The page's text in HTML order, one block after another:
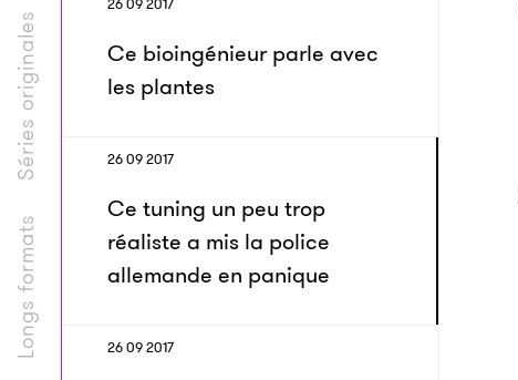
Longs formats
Séries originales
Ce bioingénieur parle avec
les plantes
26 09 2017
Ce tuning un peu trop
réaliste a mis la police
allemande en panique
26 09 2017